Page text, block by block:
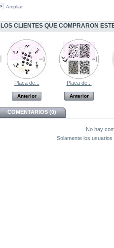
Ampliar
LOS CLIENTES QUE COMPRARON
Placa de...
Anterior
Placa de...
Anterior
COMENTARIOS (0)
No hay
Solamente los